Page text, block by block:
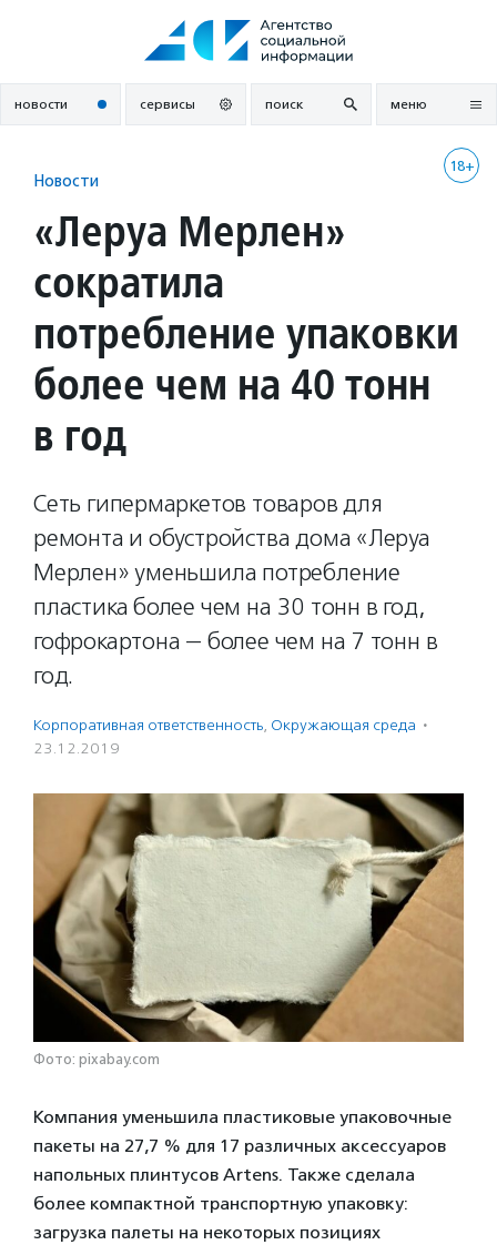
новости сервисы поиск меню
18+
Новости
«Леруа Мерлен»
сократила
потребление упаковки
более чем на 40 тонн
в год
Сеть гипермаркетов товаров для
ремонта и обустройства дома «Леруа
Мерлен» уменьшила потребление
пластика более чем на 30 тонн в год,
гофрокартона — более чем на 7 тонн в
год.
Корпоративная ответственность, Окружающая среда ·
23.12.2019
Фото: pixabay.com
Компания уменьшила пластиковые упаковочные
пакеты на 27,7 % для 17 различных аксессуаров
напольных плинтусов Artens. Также сделала
более компактной транспортную упаковку:
загрузка палеты на некоторых позициях